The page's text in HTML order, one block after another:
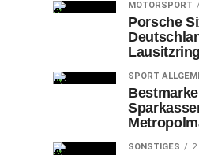
MOTORSPORT
Porsche
Lausitzring
SPORT
SONSTIGES